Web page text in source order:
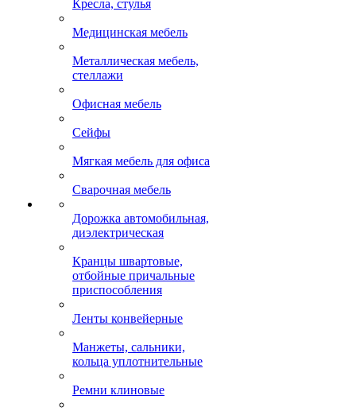
Кресла, стулья
Медицинская мебель
Металлическая мебель,
стеллажи
Офисная мебель
Сейфы
Мягкая мебель для офиса
Сварочная мебель
Дорожка автомобильная,
диэлектрическая
Кранцы швартовые,
отбойные причальные
приспособления
Ленты конвейерные
Манжеты, сальники,
кольца уплотнительные
Ремни клиновые